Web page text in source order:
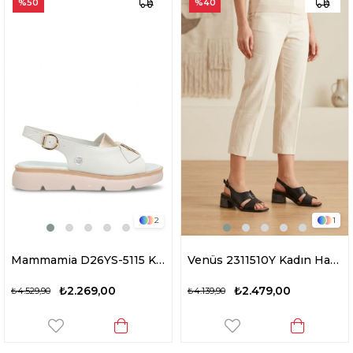
2
Mammamia D26YS-5115 Kadın Hakiki Deri Düz Sandalet Su Yeşili
₺2.269,00
₺4.529,90
%50
1
Venüs 2311510Y Kadın Hakiki Deri Topuklu Sandalet Siyah
₺2.479,00
₺4.139,90
%40